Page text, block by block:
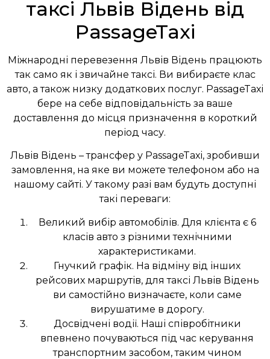
таксі Львів Відень від
PassageTaxi
Міжнародні перевезення Львів Відень працюють
так само як і звичайне таксі. Ви вибираєте клас
авто, а також низку додаткових послуг. PassageTaxi
бере на себе відповідальність за ваше
доставлення до місця призначення в короткий
період часу.
Львів Відень – трансфер у PassageTaxi, зробивши
замовлення, на яке ви можете телефоном або на
нашому сайті. У такому разі вам будуть доступні
такі переваги:
Великий вибір автомобілів. Для клієнта є 6
класів авто з різними технічними
характеристиками.
Гнучкий графік. На відміну від інших
рейсових маршрутів, для таксі Львів Відень
ви самостійно визначаєте, коли саме
вирушатиме в дорогу.
Досвідчені водії. Наші співробітники
впевнено почуваються під час керування
транспортним засобом, таким чином